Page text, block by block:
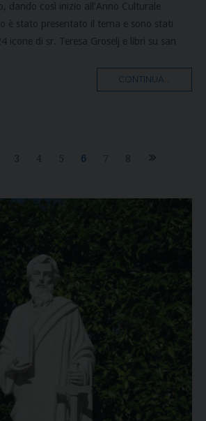
dando così inizio all’Anno Culturale
è stato presentato il tema e sono stati
icone di sr. Teresa Groselj e libri su san
CONTINUA...
3 4 5 6 7 8